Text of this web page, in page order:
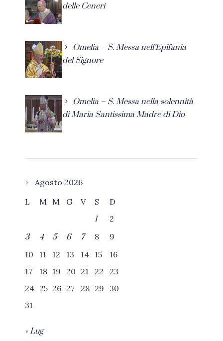
delle Ceneri
Omelia – S. Messa nell’Epifania
del Signore
Omelia – S. Messa nella solennità
di Maria Santissima Madre di Dio
Agosto 2026
L
M M G V S
D
1
2
3
4 5 6 7 8
9
10
11 12 13 14 15
16
17
18 19 20 21 22
23
24 25 26 27 28 29
30
31
« Lug